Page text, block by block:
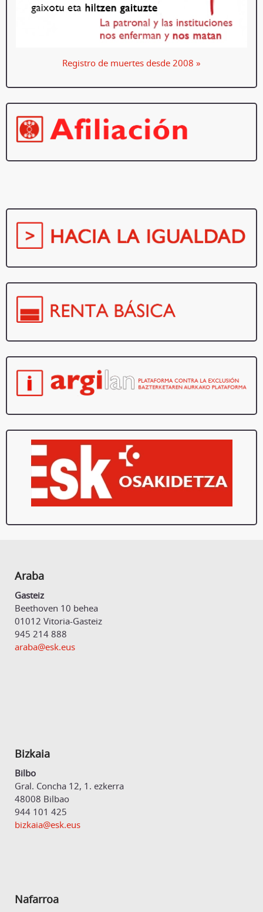
Registro de muertes desde 2008 »
Araba
Gasteiz
Beethoven 10 behea
01012 Vitoria-Gasteiz
945 214 888
araba@esk.eus
Bizkaia
Bilbo
Gral. Concha 12, 1. ezkerra
48008 Bilbao
944 101 425
bizkaia@esk.eus
Nafarroa